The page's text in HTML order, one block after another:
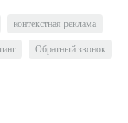
контекстная реклама
Обратный звонок